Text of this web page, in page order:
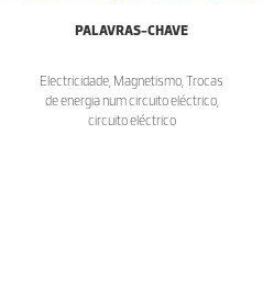
PALAVRAS-CHAVE
Electricidade, Magnetismo, Trocas
de energia num circuito eléctrico,
circuito eléctrico